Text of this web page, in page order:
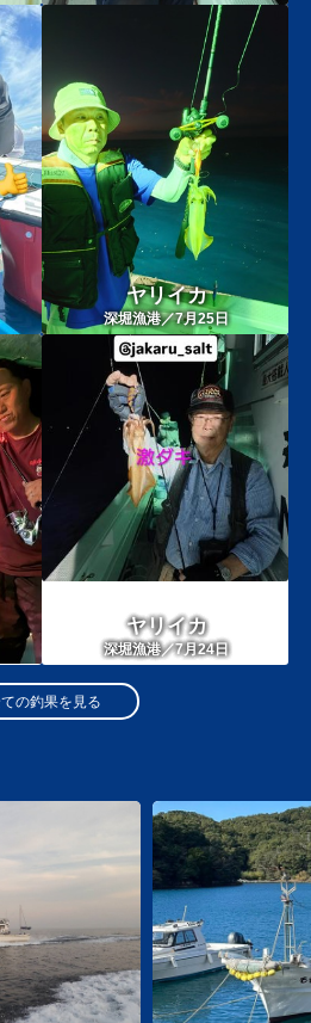
ヤリイカ
深堀漁港／7月25日
ヤリイカ
深堀漁港／7月24日
の釣果を見る